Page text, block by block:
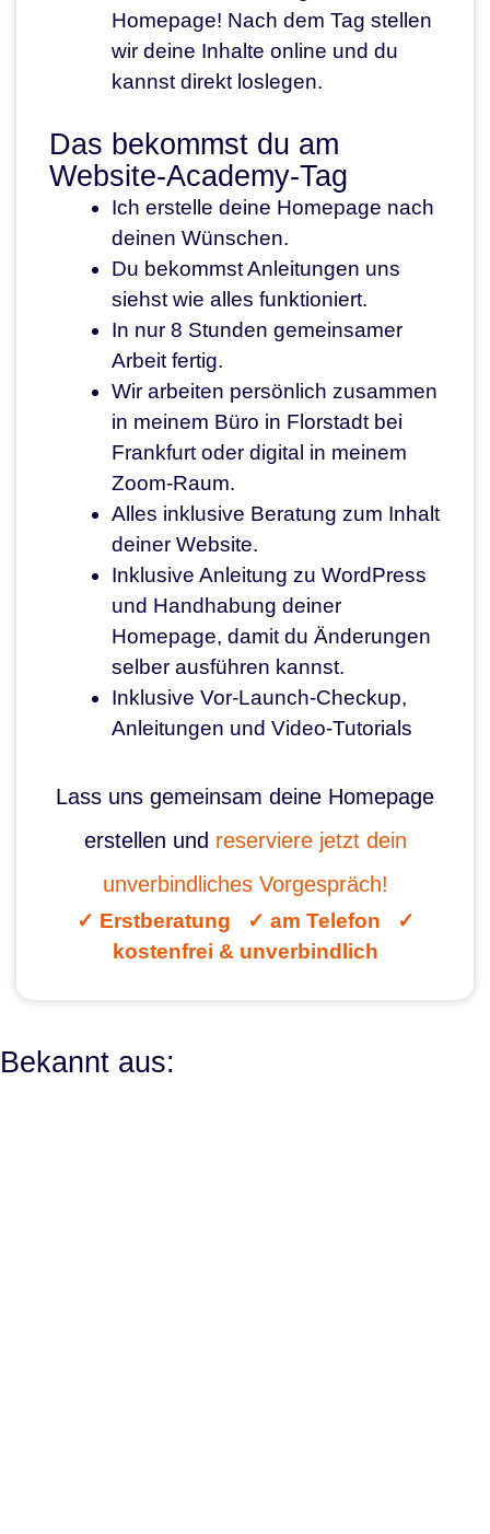
Homepage! Nach dem Tag stellen
wir deine Inhalte online und du
kannst direkt loslegen.
Das bekommst du am
Website-Academy-Tag
Ich erstelle deine Homepage nach
deinen Wünschen.
Du bekommst Anleitungen uns
siehst wie alles funktioniert.
In nur 8 Stunden gemeinsamer
Arbeit fertig.
Wir arbeiten persönlich zusammen
in meinem Büro in Florstadt bei
Frankfurt oder digital in meinem
Zoom-Raum.
Alles inklusive Beratung zum Inhalt
deiner Website.
Inklusive Anleitung zu WordPress
und Handhabung deiner
Homepage, damit du Änderungen
selber ausführen kannst.
Inklusive Vor-Launch-Checkup,
Anleitungen und Video-Tutorials
Lass uns gemeinsam deine Homepage
erstellen und reserviere jetzt dein
unverbindliches Vorgespräch!​
✓ Erstberatung ✓ am Telefon ✓
kostenfrei & unverbindlich
Bekannt aus: